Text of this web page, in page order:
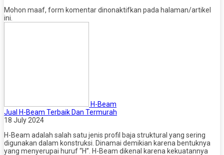
Mohon maaf, form komentar dinonaktifkan pada halaman/artikel
ini.
H-Beam
Jual H-Beam Terbaik Dan Termurah
18 July 2024
H-Beam adalah salah satu jenis profil baja struktural yang sering
digunakan dalam konstruksi. Dinamai demikian karena bentuknya
yang menyerupai huruf “H”. H-Beam dikenal karena kekuatannya